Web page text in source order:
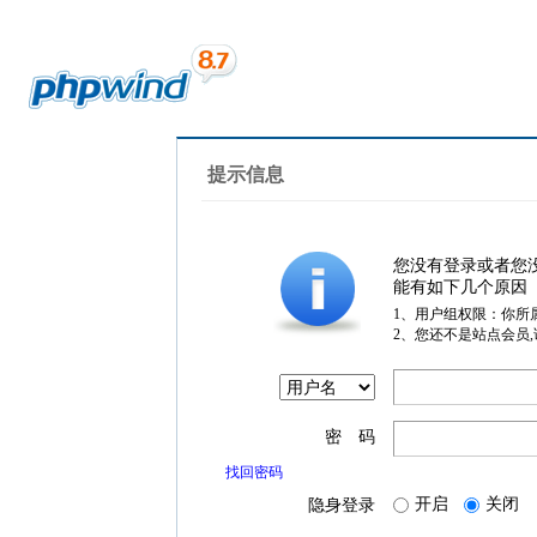
提示信息
您没有登录或者您
能有如下几个原因
1、用户组权限：你所
2、您还不是站点会员
密 码
找回密码
隐身登录 开启 关闭